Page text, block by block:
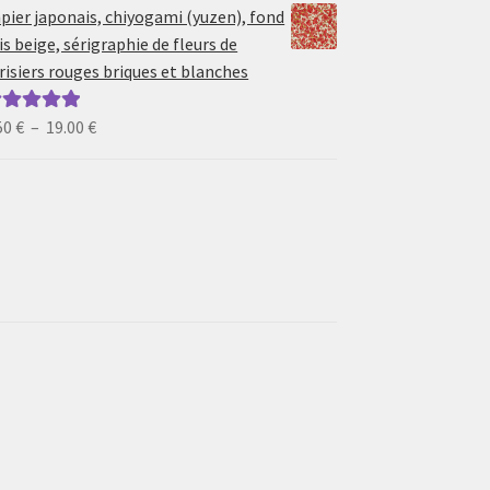
prix :
6.50 €
à
japonais, chiyogami (yuzen), fond
beige, sérigraphie de fleurs de
rouges briques et blanches
5.00sur
€ – 19.00€Plage